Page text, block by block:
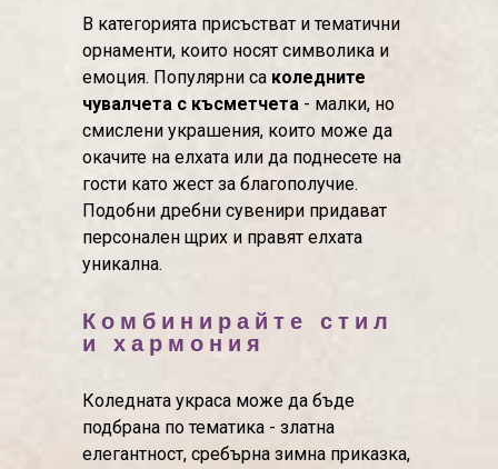
В категорията присъстват и тематични
орнаменти, които носят символика и
емоция. Популярни са коледните
чувалчета с късметчета - малки, но
смислени украшения, които може да
окачите на елхата или да поднесете на
гости като жест за благополучие.
Подобни дребни сувенири придават
персонален щрих и правят елхата
уникална.
Комбинирайте стил
и хармония
Коледната украса може да бъде
подбрана по тематика - златна
елегантност, сребърна зимна приказка,